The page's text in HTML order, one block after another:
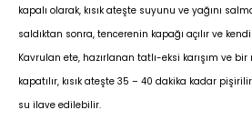
kapalı olarak, kısık ateşte suyunu ve yağını
saldıktan sonra, tencerenin kapağı açılır ve
Kavrulan ete, hazırlanan tatlı-eksi karışım ve
kapatılır, kısık ateşte 35 – 40 dakika kadar
su ilave edilebilir.